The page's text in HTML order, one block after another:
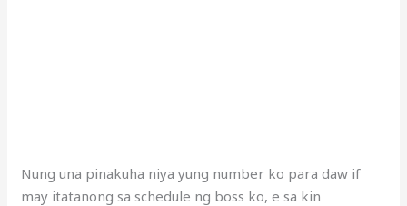
Nung una pinakuha niya yung number ko para daw if
may itatanong sa schedule ng boss ko, e sa kin